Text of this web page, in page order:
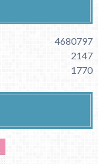
4680797
2147
1770